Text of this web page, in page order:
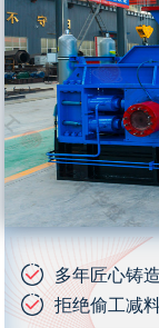
多年匠心铸
拒绝偷工减